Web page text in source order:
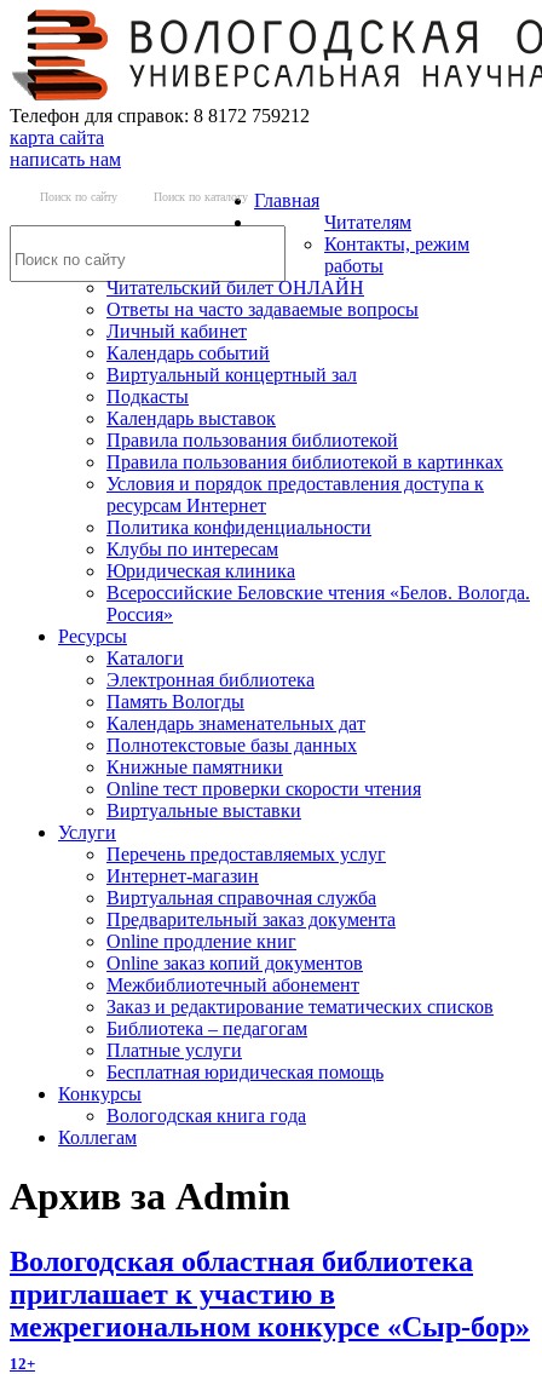
Телефон для справок: 8 8172 759212
карта сайта
написать нам
Поиск по сайту Поиск по каталогу Главная
Читателям
Контакты, режим
работы
Читательский билет ОНЛАЙН
Ответы на часто задаваемые вопросы
Личный кабинет
Календарь событий
Виртуальный концертный зал
Подкасты
Календарь выставок
Правила пользования библиотекой
Правила пользования библиотекой в картинках
Условия и порядок предоставления доступа к
ресурсам Интернет
Политика конфиденциальности
Клубы по интересам
Юридическая клиника
Всероссийские Беловские чтения «Белов. Вологда.
Россия»
Ресурсы
Каталоги
Электронная библиотека
Память Вологды
Календарь знаменательных дат
Полнотекстовые базы данных
Книжные памятники
Online тест проверки скорости чтения
Виртуальные выставки
Услуги
Перечень предоставляемых услуг
Интернет-магазин
Виртуальная справочная служба
Предварительный заказ документа
Online продление книг
Online заказ копий документов
Межбиблиотечный абонемент
Заказ и редактирование тематических списков
Библиотека – педагогам
Платные услуги
Бесплатная юридическая помощь
Конкурсы
Вологодская книга года
Коллегам
Архив за Admin
Вологодская областная библиотека
приглашает к участию в
межрегиональном конкурсе «Сыр-бор»
12+